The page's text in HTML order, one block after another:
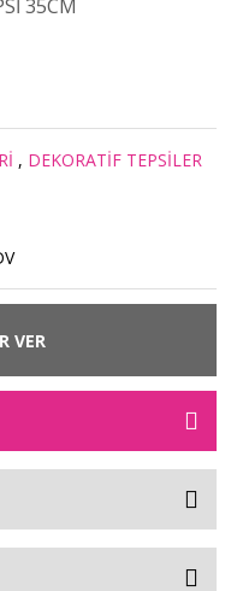
35CM
, DEKORATİF TEPSİLER
VER